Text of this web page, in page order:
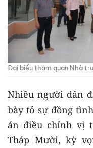
Đại biểu tham quan Nhà
Nhiều người dân
bày tỏ sự đồng
án điều chỉnh vị
Tháp Mười, kỳ